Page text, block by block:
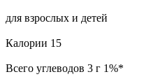
для взрослых и детей
Калории 15
Всего углеводов 3 г 1%*